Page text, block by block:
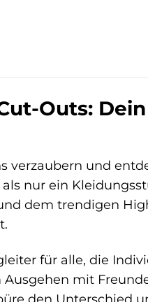
Outs:
verzaubern und
nur ein
dem trendigen
für alle, die
mit